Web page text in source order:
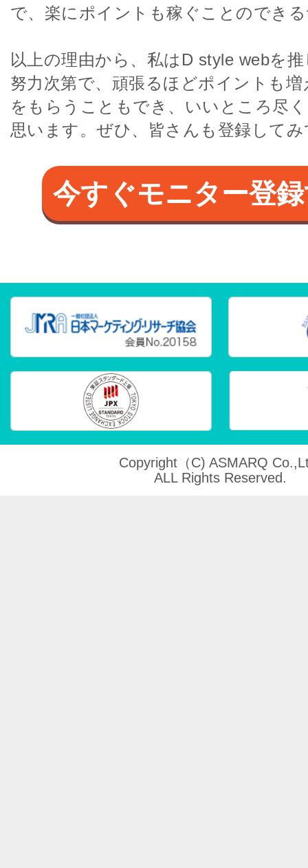
で、楽にポイントも稼ぐことのでき
以上の理由から、私はD style webを
努力次第で、頑張るほどポイントも
をもらうこともでき、いいところ尽
思います。ぜひ、皆さんも登録して
今すぐモニター登
Copyright（C) ASMARQ
ALL Rights Reserved.